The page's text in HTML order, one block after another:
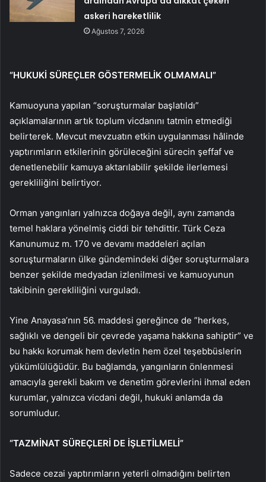
askeri hareketlilik
Ağustos 7, 2026
“HUKUKİ SÜREÇLER GÖSTERMELİK OLMAMALI”
Kamuoyuna yapılan “soruşturmalar başlatıldı”
açıklamalarının artık toplum vicdanını tatmin etmediği
belirterek. Mevcut mevzuatın etkin uygulanması hâlinde
yaptırımların etkilerinin görüleceğini sürecin şeffaf ve
denetlenebilir kamuya aktarılabilir şekilde ilerlemesi
gerekliliğini belirtiyor.
Orman yangınları yalnızca doğaya değil, aynı zamanda
temel haklara yönelmiş ciddi bir tehdittir. Türk Ceza
Kanunumuz m. 170 ve devamı maddeleri açılan
soruşturmaların ülke gündemindeki diğer soruşturmalara
benzer şekilde medyadan izlenilmesi ve kamuoyunun
takibinin gerekliliğini vurguladı.
Yine Anayasa’nın 56. maddesi gereğince de ”herkes,
sağlıklı ve dengeli bir çevrede yaşama hakkına sahiptir” ve
bu hakkı korumak hem devletin hem özel teşebbüslerin
yükümlülüğüdür. Bu bağlamda, yangınların önlenmesi
amacıyla gerekli bakım ve denetim görevlerini ihmal eden
kurumlar, yalnızca vicdani değil, hukuki anlamda da
sorumludur.
“TAZMİNAT SÜREÇLERİ DE İŞLETİLMELİ”
Sadece cezai yaptırımların yeterli olmadığını belirten